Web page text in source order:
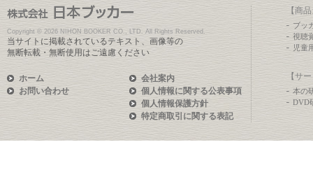
Copyright © 2026 NIHON BOOKER CO., LTD. All Rights Reserved.
当サイトに掲載されているテキスト、画像等の
無断転載・無断使用はご遠慮ください
ホーム
お問い合わせ
会社案内
個人情報に関する公表事項
個人情報保護方針
特定商取引に関する表記
【商
ブッ
視聴
児童
【サ
本の
DVD